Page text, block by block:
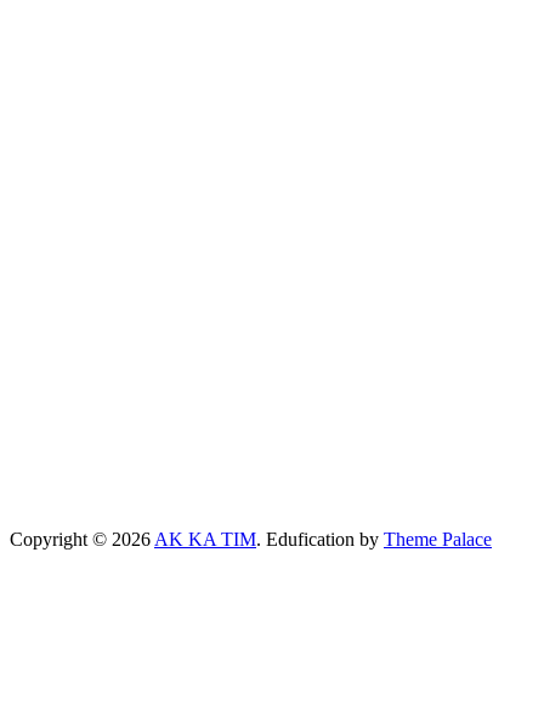
Copyright © 2026 AK KA TIM. Edufication by Theme Palace